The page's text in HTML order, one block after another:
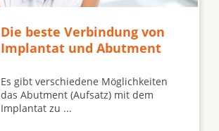
Die beste Verbindung von
Implantat und Abutment
Es gibt verschiedene Möglichkeiten
das Abutment (Aufsatz) mit dem
Implantat zu ...